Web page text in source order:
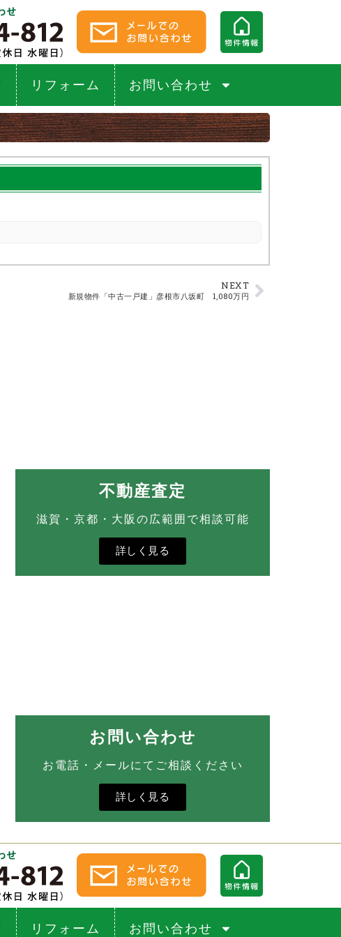
リフォーム お問い合わせ
NEXT
新規物件「中古一戸建」彦根市八坂町 1,080万円
不動産査定
滋賀・京都・大阪の広範囲で相談可能
詳しく見る
お問い合わせ
お電話・メールにてご相談ください
詳しく見る
リフォーム お問い合わせ